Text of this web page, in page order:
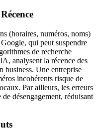
(horaires, numéros, noms)
qui peut suspendre
de recherche
analysent la récence des
business. Une entreprise
incohérents risque de
Par ailleurs, les erreurs
désengagement, réduisant